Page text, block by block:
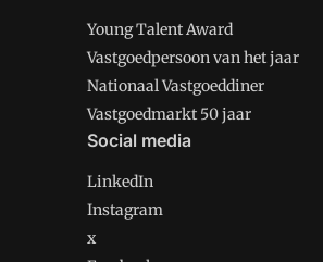
Young Talent Award
Vastgoedpersoon van het jaar
Nationaal Vastgoeddiner
Vastgoedmarkt 50 jaar
Social media
LinkedIn
Instagram
x